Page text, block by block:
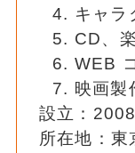
キャラ
CD、
WEB
映画製
設立：
所在地：東